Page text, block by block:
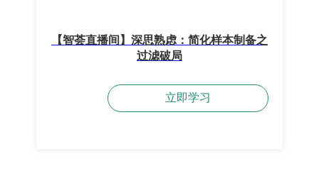
【智荟直播间】深思熟虑：简化样本制备之
过滤破局
立即学习